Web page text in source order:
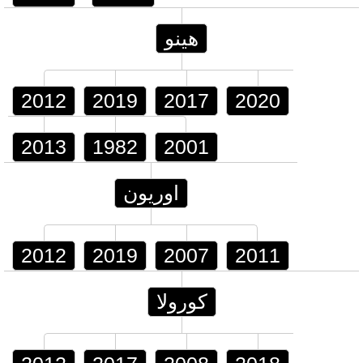
هينو
2012 2019 2017 2020
2013 1982 2001
اوريون
2012 2019 2007 2011
كورولا